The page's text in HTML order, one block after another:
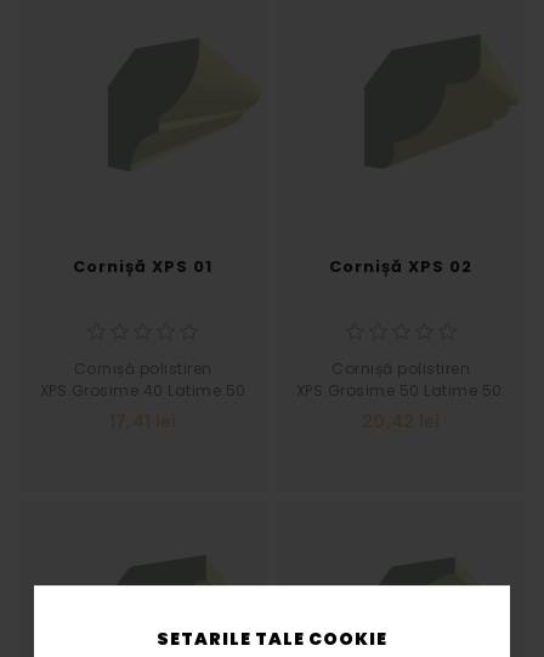
SETARILE TALE COOKIE
Cornișă XPS 01
Cornișă polistiren
XPS.Grosime 40 Latime 50
/pret pe buc 2 ml.
17,41 lei
Cornișă XPS 02
Cornișă polistiren
XPS.Grosime 50 Latime 50.
Pret pe buc 2 ml.
20,42 lei